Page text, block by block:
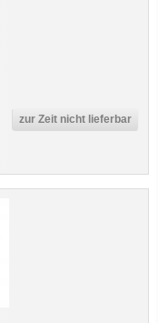
zur Zeit nicht lieferbar